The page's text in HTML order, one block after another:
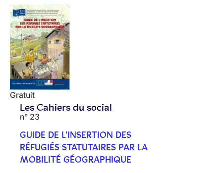
Gratuit
Les Cahiers du social
n° 23
GUIDE DE L'INSERTION DES
RÉFUGIÉS STATUTAIRES PAR LA
MOBILITÉ GÉOGRAPHIQUE